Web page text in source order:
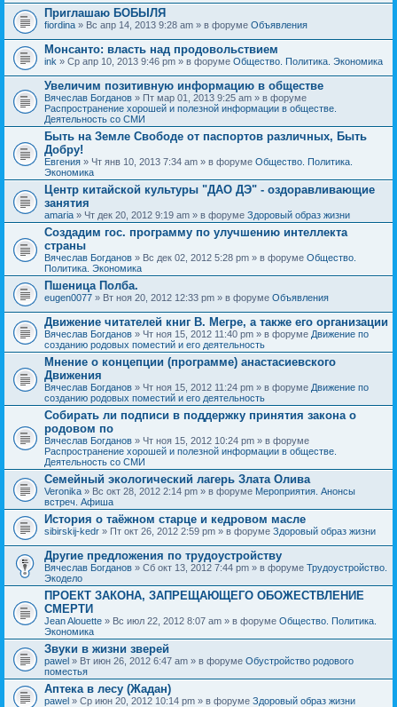
я
т
е
м
а
с
о
д
е
р
ж
и
т
о
п
р
о
с
.
о
ж
е
н
и
я
Приглашаю БОБЫЛЯ
fiordina » Вс апр 14, 2013 9:28 am » в форуме Объявления
Монсанто: власть над продовольствием
ink » Ср апр 10, 2013 9:46 pm » в форуме Общество. Политика. Экономика
Увеличим позитивную информацию в обществе
Вячеслав Богданов » Пт мар 01, 2013 9:25 am » в форуме
Распространение хорошей и полезной информации в обществе.
Деятельность со СМИ
Быть на Земле Свободе от паспортов различных, Быть
Добру!
Евгения » Чт янв 10, 2013 7:34 am » в форуме Общество. Политика.
Экономика
Центр китайской культуры "ДАО ДЭ" - оздоравливающие
занятия
amaria » Чт дек 20, 2012 9:19 am » в форуме Здоровый образ жизни
Создадим гос. программу по улучшению интеллекта
страны
Вячеслав Богданов » Вс дек 02, 2012 5:28 pm » в форуме Общество.
Политика. Экономика
Пшеница Полба.
eugen0077 » Вт ноя 20, 2012 12:33 pm » в форуме Объявления
Движение читателей книг В. Мегре, а также его организации
Вячеслав Богданов » Чт ноя 15, 2012 11:40 pm » в форуме Движение по
созданию родовых поместий и его деятельность
Мнение о концепции (программе) анастасиевского
Движения
Вячеслав Богданов » Чт ноя 15, 2012 11:24 pm » в форуме Движение по
созданию родовых поместий и его деятельность
Собирать ли подписи в поддержку принятия закона о
родовом по
Вячеслав Богданов » Чт ноя 15, 2012 10:24 pm » в форуме
Распространение хорошей и полезной информации в обществе.
Деятельность со СМИ
Семейный экологический лагерь Злата Олива
Veronika » Вс окт 28, 2012 2:14 pm » в форуме Мероприятия. Анонсы
встреч. Афиша
История о таёжном старце и кедровом масле
sibirskij-kedr » Пт окт 26, 2012 2:59 pm » в форуме Здоровый образ жизни
Другие предложения по трудоустройству
Вячеслав Богданов » Сб окт 13, 2012 7:44 pm » в форуме Трудоустройство.
Экодело
ПРОЕКТ ЗАКОНА, ЗАПРЕЩАЮЩЕГО ОБОЖЕСТВЛЕНИЕ
СМЕРТИ
Jean Alouette » Вс июл 22, 2012 8:07 am » в форуме Общество. Политика.
Экономика
Звуки в жизни зверей
pawel » Вт июн 26, 2012 6:47 am » в форуме Обустройство родового
поместья
Аптека в лесу (Жадан)
pawel » Ср июн 20, 2012 10:14 pm » в форуме Здоровый образ жизни